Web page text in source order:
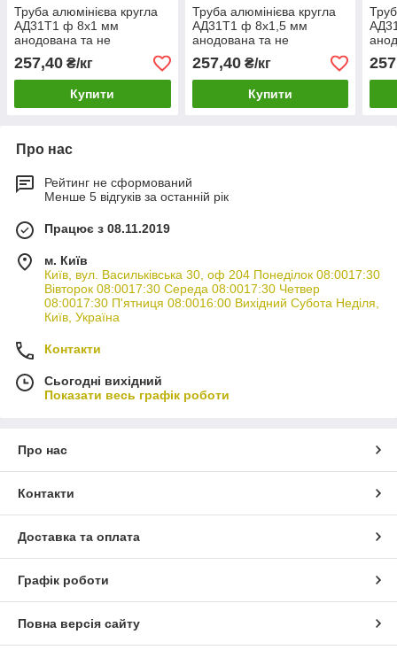
Труба алюмінієва кругла
АД31Т1 ф 8х1 мм
анодована та не
257,40 ₴/кг
Купити
Труба алюмінієва кругла
АД31Т1 ф 8х1,5 мм
анодована та не
257,40₴/кг
Купити
Про нас
Рейтинг не сформований
Менше 5 відгуків за останній рік
Працює з 08.11.2019
м. Київ
Київ, вул. Васильківська 30, оф 204 Понеділок 08:0017:30
Вівторок 08:0017:30 Середа 08:0017:30 Четвер
08:0017:30 П'ятниця 08:0016:00 Вихідний Субота Неділя,
Київ, Україна
Контакти
Сьогодні вихідний
Показати весь графік роботи
Про нас
Контакти
Доставка та оплата
Графік роботи
Повна версія сайту